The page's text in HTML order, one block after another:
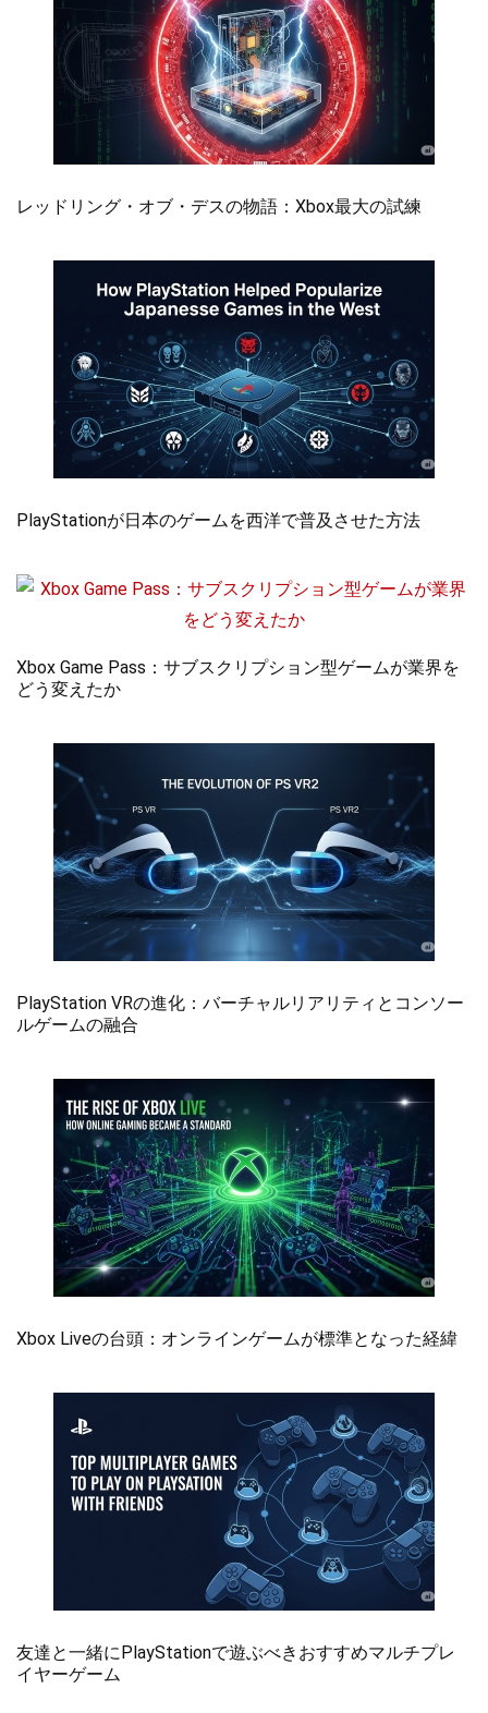
レッドリング・オブ・デスの物語：Xbox最大の試練
PlayStationが日本のゲームを西洋で普及させた方法
Xbox Game Pass：サブスクリプション型ゲームが業界を
どう変えたか
PlayStation VRの進化：バーチャルリアリティとコンソー
ルゲームの融合
Xbox Liveの台頭：オンラインゲームが標準となった経緯
友達と一緒にPlayStationで遊ぶべきおすすめマルチプレ
イヤーゲーム